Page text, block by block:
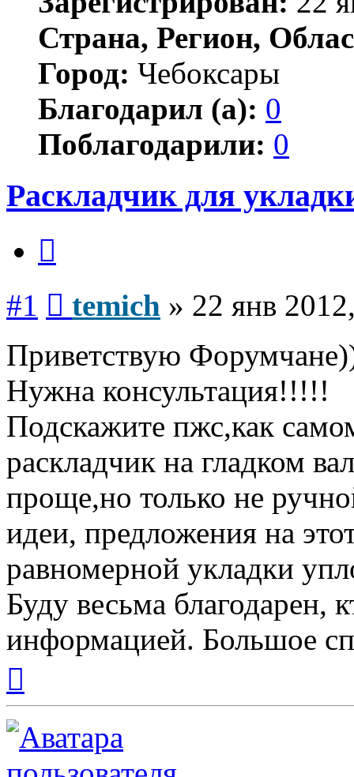
Страна, Регион,
Город: Чебоксары
Благодарил (а): 0
Поблагодарили: 0
Раскладчик для
#1 temich » 22 янв
Приветствую
Нужна консультация!!!!!‎
Подскажите пжс,как
раскладчик на гладком
проще,но только не
идеи, предложения на
равномерной укладки
Буду весьма благодарен,
информацией. Большое
началу